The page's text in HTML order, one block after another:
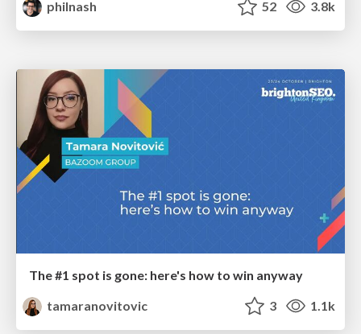
philnash
52 3.8k
The #1 spot is gone: here's how to win anyway
tamaranovitovic
3 1.1k